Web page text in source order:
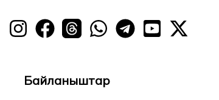
Байланыштар